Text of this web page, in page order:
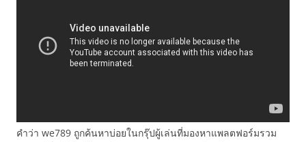
คำว่า we789 ถูกค้นหาบ่อยในกรุ๊ปผู้เล่นที่มองหาแพลตฟอร์มรวม